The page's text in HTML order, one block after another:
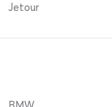
Jetour